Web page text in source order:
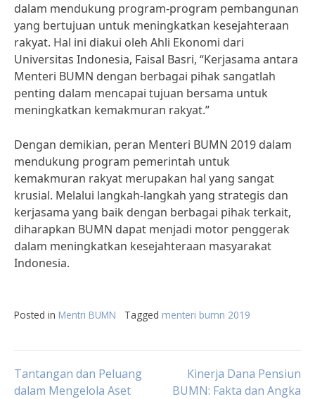
dalam mendukung program-program pembangunan
yang bertujuan untuk meningkatkan kesejahteraan
rakyat. Hal ini diakui oleh Ahli Ekonomi dari
Universitas Indonesia, Faisal Basri, “Kerjasama antara
Menteri BUMN dengan berbagai pihak sangatlah
penting dalam mencapai tujuan bersama untuk
meningkatkan kemakmuran rakyat.”
Dengan demikian, peran Menteri BUMN 2019 dalam
mendukung program pemerintah untuk
kemakmuran rakyat merupakan hal yang sangat
krusial. Melalui langkah-langkah yang strategis dan
kerjasama yang baik dengan berbagai pihak terkait,
diharapkan BUMN dapat menjadi motor penggerak
dalam meningkatkan kesejahteraan masyarakat
Indonesia.
Posted in Mentri BUMN Tagged menteri bumn 2019
Post
Tantangan dan Peluang
dalam Mengelola Aset
Kinerja Dana Pensiun
BUMN: Fakta dan Angka